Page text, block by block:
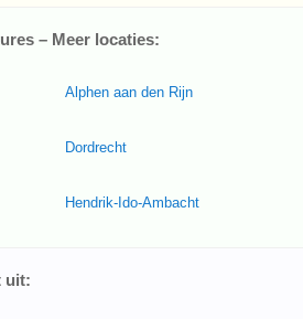
– Meer locaties:
Alphen aan den Rijn
Dordrecht
Hendrik-Ido-Ambacht
uit: